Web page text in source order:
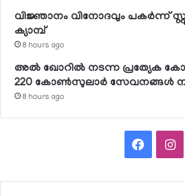
വിജ്ഞാനം വിനോദവും പകര്‍ന്ന്
ക്യാമ്പ്
8 hours ago
അല്‍ ഖോറില്‍ നടന്ന പ്രത്യേക
220 കോണ്‍സുലാര്‍ സേവനങ്ങള്‍
8 hours ago